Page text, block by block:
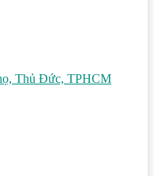
Thủ Đức, TPHCM